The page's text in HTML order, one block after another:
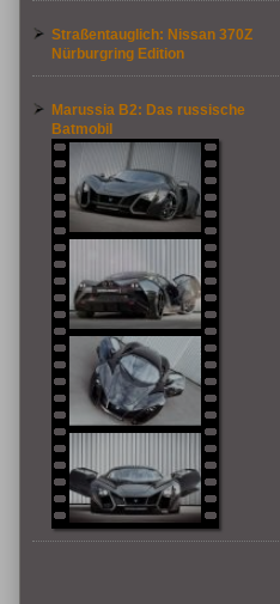
Straßentauglich: Nissan 370Z
Nürburgring Edition
Marussia B2: Das russische
Batmobil